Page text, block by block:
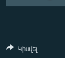
ՄՇԱԿՈՒՅԹ
Կիսվել